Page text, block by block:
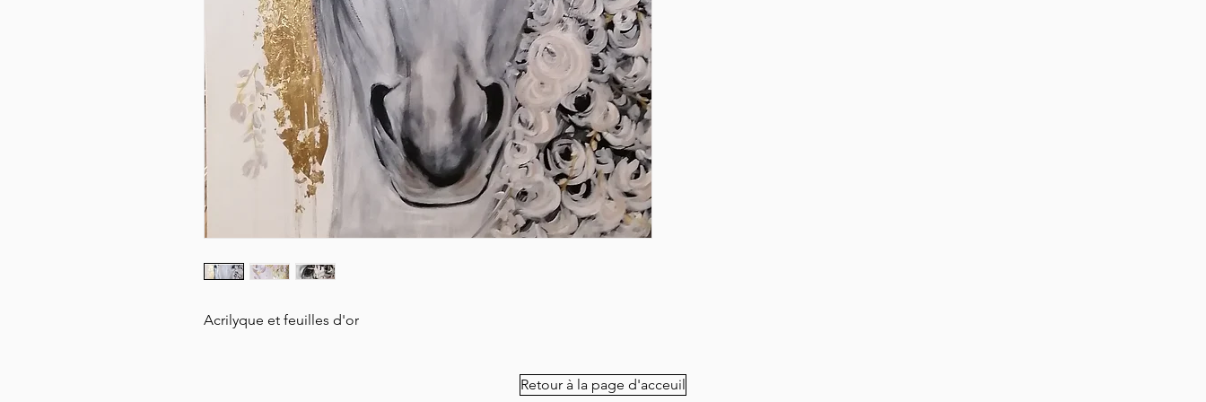
Acrilyque et feuilles d'or
Retour à la page d'acceuil